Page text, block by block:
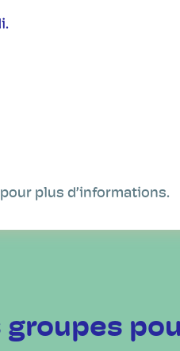
plus d’informations.
groupes